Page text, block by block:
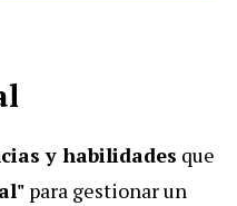
y habilidades que
para gestionar un